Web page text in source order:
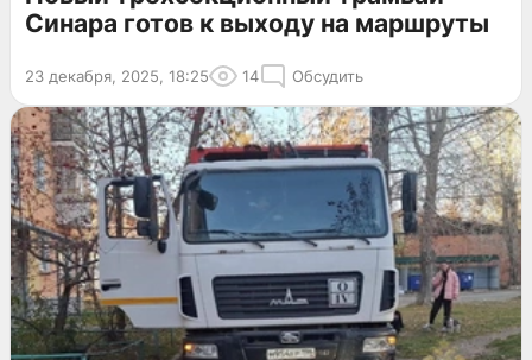
Синара готов к выходу на маршруты
23 декабря, 2025, 18:25 14 Обсудить